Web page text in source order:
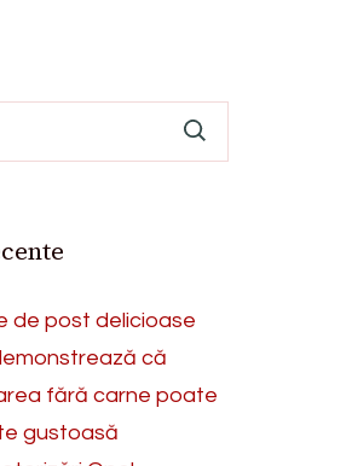
de post delicioase
că
fără carne poate
gustoasă